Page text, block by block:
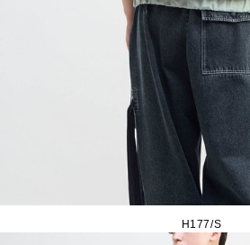
H177/S